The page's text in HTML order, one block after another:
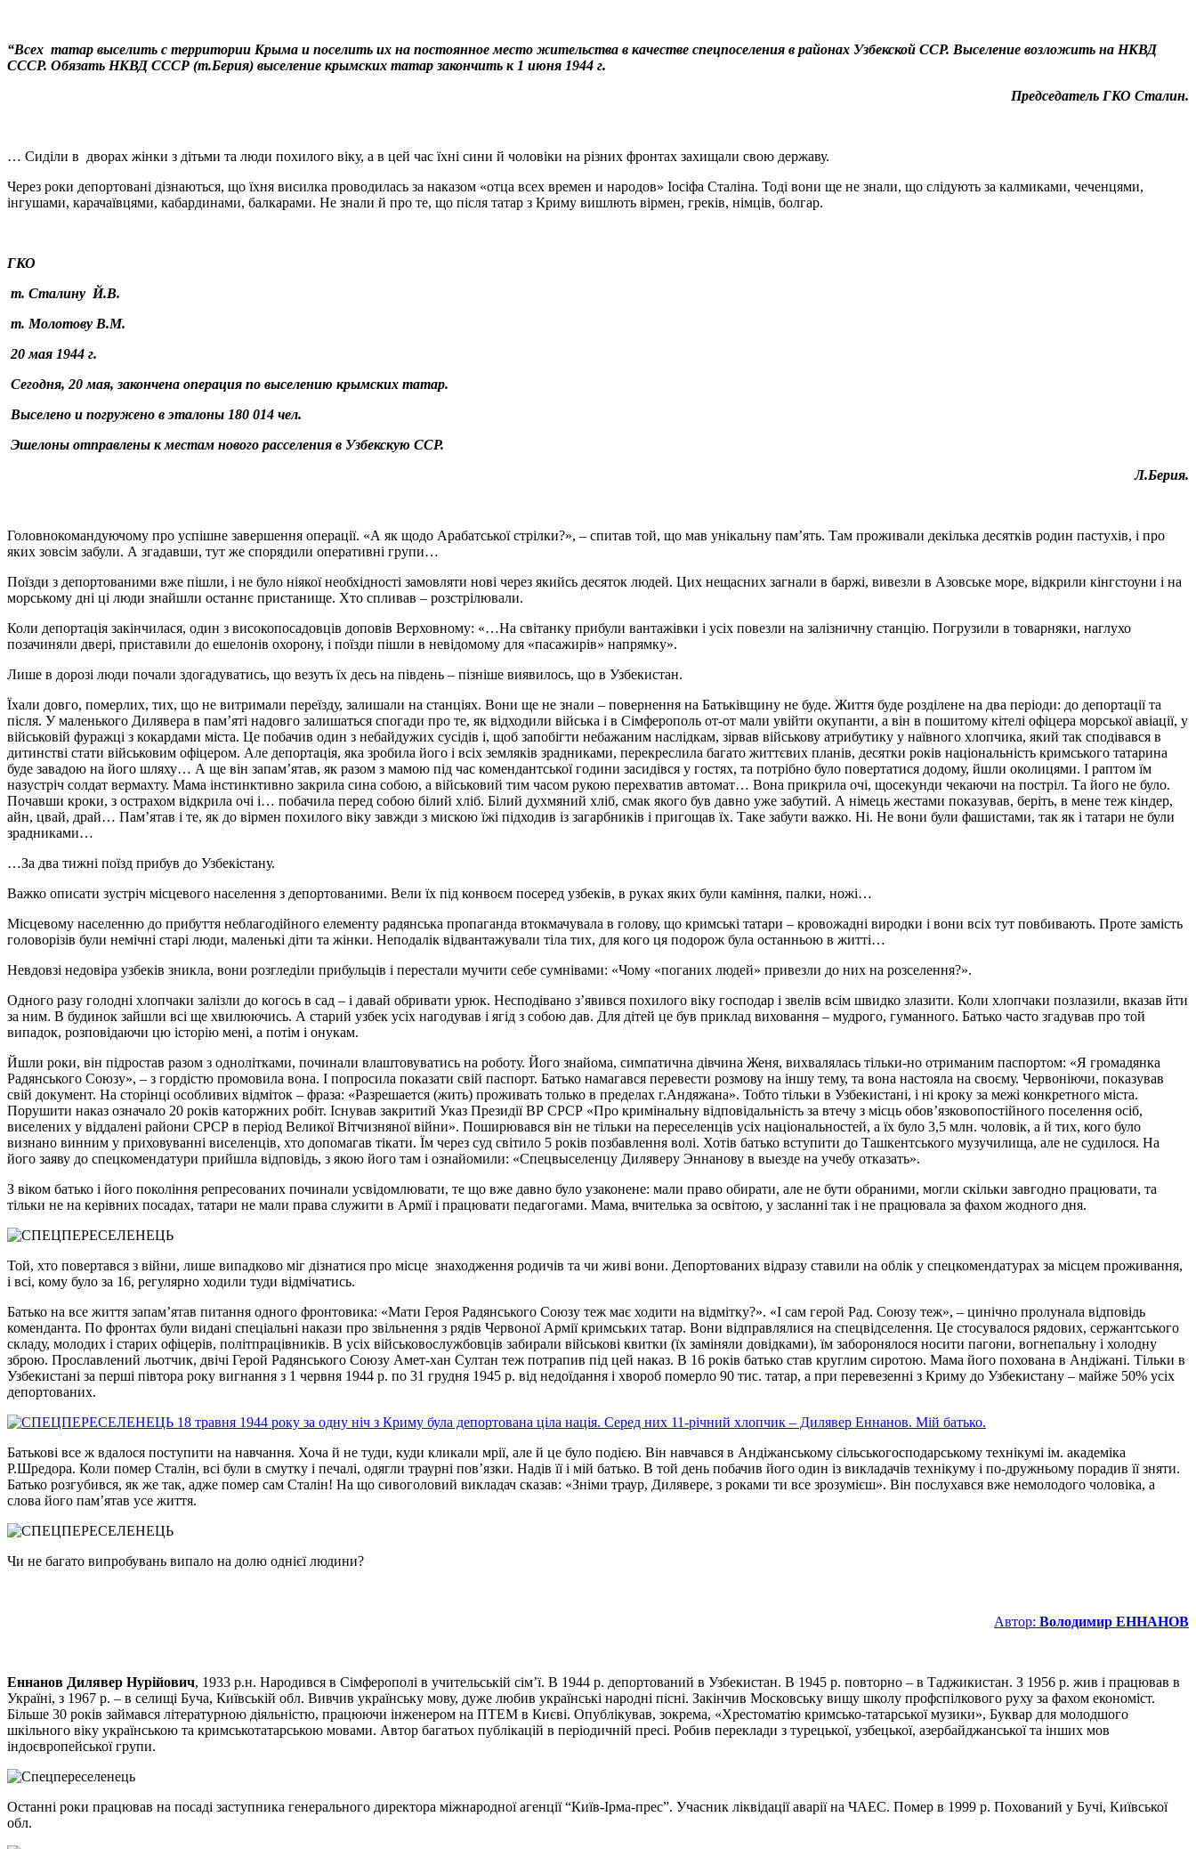
“Всех татар выселить с территории Крыма и поселить их на постоянное место жительства в качестве спецпоселения в районах Узбекской ССР. Выселение возложить на НКВД
СССР. Обязать НКВД СССР (т.Берия) выселение крымских татар закончить к 1 июня 1944 г.
Председатель ГКО Сталин.
… Сиділи в дворах жінки з дітьми та люди похилого віку, а в цей час їхні сини й чоловіки на різних фронтах захищали свою державу.
Через роки депортовані дізнаються, що їхня висилка проводилась за наказом «отца всех времен и народов» Іосіфа Сталіна. Тоді вони ще не знали, що слідують за калмиками, чеченцями,
інгушами, карачаївцями, кабардинами, балкарами. Не знали й про те, що після татар з Криму вишлють вірмен, греків, німців, болгар.
ГКО
т. Сталину Й.В.
т. Молотову В.М.
20 мая 1944 г.
Сегодня, 20 мая, закончена операция по выселению крымских татар.
Выселено и погружено в эталоны 180 014 чел.
Эшелоны отправлены к местам нового расселения в Узбекскую ССР.
Л.Берия.
Головнокомандуючому про успішне завершення операції. «А як щодо Арабатської стрілки?», – спитав той, що мав унікальну пам’ять. Там проживали декілька десятків родин пастухів, і про
яких зовсім забули. А згадавши, тут же спорядили оперативні групи…
Поїзди з депортованими вже пішли, і не було ніякої необхідності замовляти нові через якийсь десяток людей. Цих нещасних загнали в баржі, вивезли в Азовське море, відкрили кінгстоуни і на
морському дні ці люди знайшли останнє пристанище. Хто спливав – розстрілювали.
Коли депортація закінчилася, один з високопосадовців доповів Верховному: «…На світанку прибули вантажівки і усіх повезли на залізничну станцію. Погрузили в товарняки, наглухо
позачиняли двері, приставили до ешелонів охорону, і поїзди пішли в невідомому для «пасажирів» напрямку».
Лише в дорозі люди почали здогадуватись, що везуть їх десь на південь – пізніше виявилось, що в Узбекистан.
Їхали довго, померлих, тих, що не витримали переїзду, залишали на станціях. Вони ще не знали – повернення на Батьківщину не буде. Життя буде розділене на два періоди: до депортації та
після. У маленького Дилявера в пам’яті надовго залишаться спогади про те, як відходили війська і в Сімферополь от-от мали увійти окупанти, а він в пошитому кітелі офіцера морської авіації, у
військовій фуражці з кокардами міста. Це побачив один з небайдужих сусідів і, щоб запобігти небажаним наслідкам, зірвав військову атрибутику у наївного хлопчика, який так сподівався в
дитинстві стати військовим офіцером. Але депортація, яка зробила його і всіх земляків зрадниками, перекреслила багато життєвих планів, десятки років національність кримського татарина
буде завадою на його шляху… А ще він запам’ятав, як разом з мамою під час комендантської години засидівся у гостях, та потрібно було повертатися додому, йшли околицями. І раптом їм
назустріч солдат вермахту. Мама інстинктивно закрила сина собою, а військовий тим часом рукою перехватив автомат… Вона прикрила очі, щосекунди чекаючи на постріл. Та його не було.
Почавши кроки, з острахом відкрила очі і… побачила перед собою білий хліб. Білий духмяний хліб, смак якого був давно уже забутий. А німець жестами показував, беріть, в мене теж кіндер,
айн, цвай, драй… Пам’ятав і те, як до вірмен похилого віку завжди з мискою їжі підходив із загарбників і пригощав їх. Таке забути важко. Ні. Не вони були фашистами, так як і татари не були
зрадниками…
…За два тижні поїзд прибув до Узбекістану.
Важко описати зустріч місцевого населення з депортованими. Вели їх під конвоєм посеред узбеків, в руках яких були каміння, палки, ножі…
Місцевому населенню до прибуття неблагодійного елементу радянська пропаганда втокмачувала в голову, що кримські татари – кровожадні виродки і вони всіх тут повбивають. Проте замість
головорізів були немічні старі люди, маленькі діти та жінки. Неподалік відвантажували тіла тих, для кого ця подорож була останньою в житті…
Невдовзі недовіра узбеків зникла, вони розгледіли прибульців і перестали мучити себе сумнівами: «Чому «поганих людей» привезли до них на розселення?».
Одного разу голодні хлопчаки залізли до когось в сад – і давай обривати урюк. Несподівано з’явився похилого віку господар і звелів всім швидко злазити. Коли хлопчаки позлазили, вказав йти
за ним. В будинок зайшли всі ще хвилюючись. А старий узбек усіх нагодував і ягід з собою дав. Для дітей це був приклад виховання – мудрого, гуманного. Батько часто згадував про той
випадок, розповідаючи цю історію мені, а потім і онукам.
Йшли роки, він підростав разом з однолітками, починали влаштовуватись на роботу. Його знайома, симпатична дівчина Женя, вихвалялась тільки-но отриманим паспортом: «Я громадянка
Радянського Союзу», – з гордістю промовила вона. І попросила показати свій паспорт. Батько намагався перевести розмову на іншу тему, та вона настояла на своєму. Червоніючи, показував
свій документ. На сторінці особливих відміток – фраза: «Разрешается (жить) проживать только в пределах г.Андяжана». Тобто тільки в Узбекистані, і ні кроку за межі конкретного міста.
Порушити наказ означало 20 років каторжних робіт. Існував закритий Указ Президії ВР СРСР «Про кримінальну відповідальність за втечу з місць обов’язковопостійного поселення осіб,
виселених у віддалені райони СРСР в період Великої Вітчизняної війни». Поширювався він не тільки на переселенців усіх національностей, а їх було 3,5 млн. чоловік, а й тих, кого було
визнано винним у приховуванні виселенців, хто допомагав тікати. Їм через суд світило 5 років позбавлення волі. Хотів батько вступити до Ташкентського музучилища, але не судилося. На
його заяву до спецкомендатури прийшла відповідь, з якою його там і ознайомили: «Спецвыселенцу Диляверу Эннанову в выезде на учебу отказать».
З віком батько і його покоління репресованих починали усвідомлювати, те що вже давно було узаконене: мали право обирати, але не бути обраними, могли скільки завгодно працювати, та
тільки не на керівних посадах, татари не мали права служити в Армії і працювати педагогами. Мама, вчителька за освітою, у засланні так і не працювала за фахом жодного дня.
Той, хто повертався з війни, лише випадково міг дізнатися про місце знаходження родичів та чи живі вони. Депортованих відразу ставили на облік у спецкомендатурах за місцем проживання,
і всі, кому було за 16, регулярно ходили туди відмічатись.
Батько на все життя запам’ятав питання одного фронтовика: «Мати Героя Радянського Союзу теж має ходити на відмітку?». «І сам герой Рад. Союзу теж», – цинічно пролунала відповідь
коменданта. По фронтах були видані спеціальні накази про звільнення з рядів Червоної Армії кримських татар. Вони відправлялися на спецвідселення. Це стосувалося рядових, сержантського
складу, молодих і старих офіцерів, політпрацівників. В усіх військовослужбовців забирали військові квитки (їх заміняли довідками), їм заборонялося носити пагони, вогнепальну і холодну
зброю. Прославлений льотчик, двічі Герой Радянського Союзу Амет-хан Султан теж потрапив під цей наказ. В 16 років батько став круглим сиротою. Мама його похована в Андіжані. Тільки в
Узбекистані за перші півтора року вигнання з 1 червня 1944 р. по 31 грудня 1945 р. від недоїдання і хвороб померло 90 тис. татар, а при перевезенні з Криму до Узбекистану – майже 50% усіх
депортованих.
Батькові все ж вдалося поступити на навчання. Хоча й не туди, куди кликали мрії, але й це було подією. Він навчався в Андіжанському сільськогосподарському технікумі ім. академіка
Р.Шредора. Коли помер Сталін, всі були в смутку і печалі, одягли траурні пов’язки. Надів її і мій батько. В той день побачив його один із викладачів технікуму і по-дружньому порадив її зняти.
Батько розгубився, як же так, адже помер сам Сталін! На що сивоголовий викладач сказав: «Зніми траур, Дилявере, з роками ти все зрозумієш». Він послухався вже немолодого чоловіка, а
слова його пам’ятав усе життя.
Чи не багато випробувань випало на долю однієї людини?
Автор: Володимир ЕННАНОВ
Еннанов Дилявер Нурійович, 1933 р.н. Народився в Сімферополі в учительській сім’ї. В 1944 р. депортований в Узбекистан. В 1945 р. повторно – в Таджикистан. З 1956 р. жив і працював в
Україні, з 1967 р. – в селищі Буча, Київській обл. Вивчив українську мову, дуже любив українські народні пісні. Закінчив Московську вищу школу профспілкового руху за фахом економіст.
Більше 30 років займався літературною діяльністю, працюючи інженером на ПТЕМ в Києві. Опублікував, зокрема, «Хрестоматію кримсько-татарської музики», Буквар для молодшого
шкільного віку українською та кримськотатарською мовами. Автор багатьох публікацій в періодичній пресі. Робив переклади з турецької, узбецької, азербайджанської та інших мов
індоєвропейської групи.
Останні роки працював на посаді заступника генерального директора міжнародної агенції “Київ-Ірма-прес”. Учасник ліквідації аварії на ЧАЕС. Помер в 1999 р. Похований у Бучі, Київської
обл.